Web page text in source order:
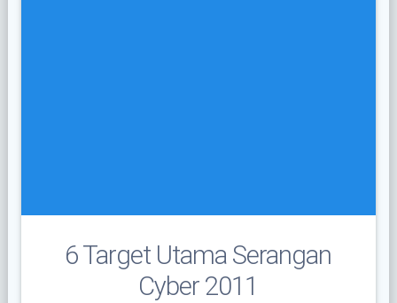
6 Target Utama Serangan
Cyber 2011